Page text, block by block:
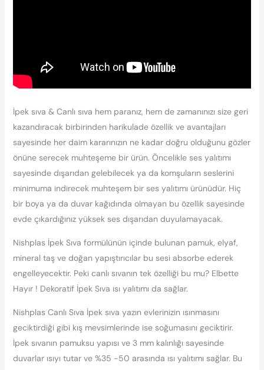
İpek sıva & Canlı sıva hem paranız, hem de zamanınızı size geri
kazandıracak birbirinden harikulade özellik ve avantajları
sayesinde her daim kararınızın ne kadar doğru olduğunu gözler
önüne serecek muhteşeme bir ürün. Öncelikle ses yalıtımı
sayesinde dışarıdan gelebilecek ya da komşuların seslerini
minimuma indirecek muhteşem bir ses yalıtımı ürünüdür. Hiç
bir boya ya da duvar kağıdında olmayan bu özellik sayesinde
evde çıkardığınız yüksek ses dışarıdan duyulamayacak.
Nishplas İpek Sıva formülünün içinde bulunan pamuk, elyaf,
mineral taş ve doğan yapıştırıcılar bu sesi absorbe ederek
engelleyecektir. Peki canlı sıvanın tek özelliği bu mu? Elbette
Hayır ! Dekoratif İpek Sıva ısı yalıtımı da sağlar.
Nishplas Canlı Sıva İpek sıva yazın evlerinizin ısınmasını
geciktirdiği gibi kış mevsimlerinde ise soğumasını geciktirir.
İpek sıvanın pamuksu yapısı ve 3 mm kalınlığı sayesinde
duvarlar ısıyı tutar ve %35 -50 arasında ısı yalıtımı sağlar. Bu